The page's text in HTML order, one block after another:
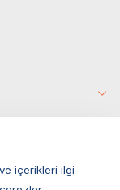
içerikleri ilgi